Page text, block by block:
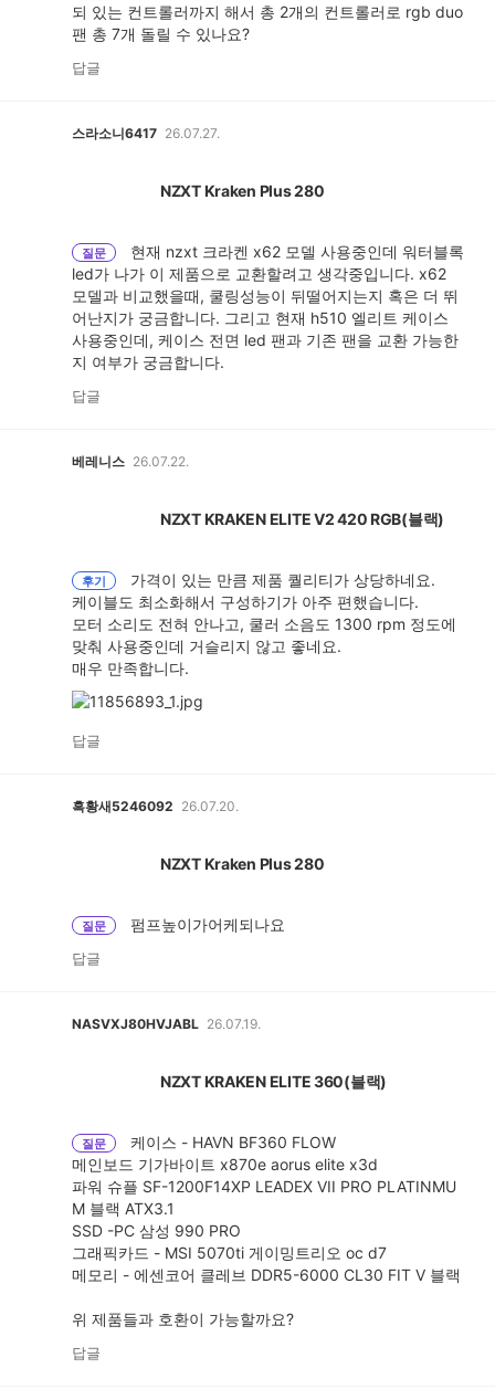
되 있는 컨트롤러까지 해서 총 2개의 컨트롤러로 rgb duo
팬 총 7개 돌릴 수 있나요?
답글
스라소니6417 26.07.27.
NZXT Kraken Plus 280
질문
현재 nzxt 크라켄 x62 모델 사용중인데 워터블록
led가 나가 이 제품으로 교환할려고 생각중입니다. x62
모델과 비교했을때, 쿨링성능이 뒤떨어지는지 혹은 더 뛰
어난지가 궁금합니다. 그리고 현재 h510 엘리트 케이스
사용중인데, 케이스 전면 led 팬과 기존 팬을 교환 가능한
지 여부가 궁금합니다.
답글
베레니스 26.07.22.
NZXT KRAKEN ELITE V2 420 RGB(블랙)
후기
가격이 있는 만큼 제품 퀄리티가 상당하네요.
케이블도 최소화해서 구성하기가 아주 편했습니다.
모터 소리도 전혀 안나고, 쿨러 소음도 1300 rpm 정도에
맞춰 사용중인데 거슬리지 않고 좋네요.
매우 만족합니다.
답글
흑황새5246092 26.07.20.
NZXT Kraken Plus 280
질문 펌프높이가어케되나요
답글
NASVXJ80HVJABL 26.07.19.
NZXT KRAKEN ELITE 360(블랙)
질문
케이스 - HAVN BF360 FLOW
메인보드 기가바이트 x870e aorus elite x3d
파워 슈플 SF-1200F14XP LEADEX VII PRO PLATINMU
M 블랙 ATX3.1
SSD -PC 삼성 990 PRO
그래픽카드 - MSI 5070ti 게이밍트리오 oc d7
메모리 - 에센코어 클레브 DDR5-6000 CL30 FIT V 블랙
위 제품들과 호환이 가능할까요?
답글